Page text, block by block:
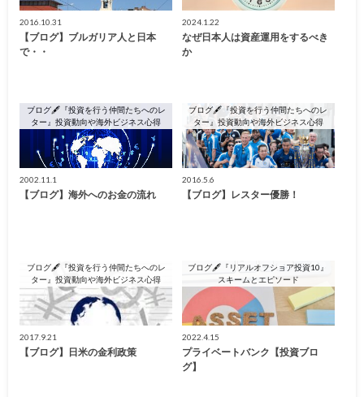
2016.10.31
【ブログ】ブルガリア人と日本
で・・
2024.1.22
なぜ日本人は資産運用をするべき
か
ブログ🖋『投資を行う仲間たちへのレ
ター』投資動向や海外ビジネス心得
2002.11.1
【ブログ】海外へのお金の流れ
ブログ🖋『投資を行う仲間たちへのレ
ター』投資動向や海外ビジネス心得
2016.5.6
【ブログ】レスター優勝！
ブログ🖋『投資を行う仲間たちへのレ
ター』投資動向や海外ビジネス心得
2017.9.21
【ブログ】日米の金利政策
ブログ🖋『リアルオフショア投資10』
スキームとエピソード
2022.4.15
プライベートバンク【投資ブロ
グ】